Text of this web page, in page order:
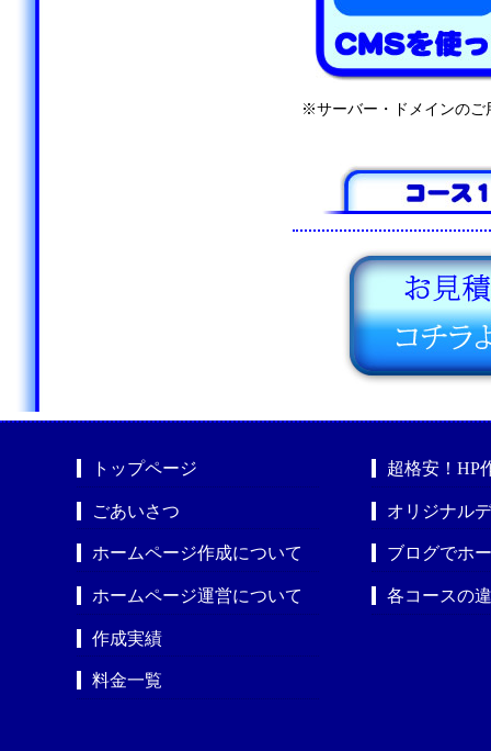
※サーバー・ドメインのご
トップページ
ごあいさつ
ホームページ作成について
ホームページ運営について
作成実績
料金一覧
超格安！HP
オリジナル
ブログでホ
各コースの